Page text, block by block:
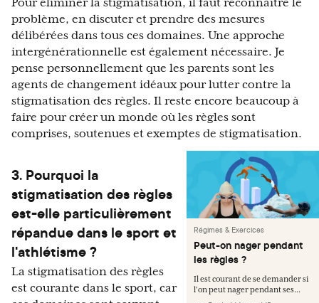
Pour éliminer la stigmatisation, il faut reconnaître le
problème, en discuter et prendre des mesures
délibérées dans tous ces domaines. Une approche
intergénérationnelle est également nécessaire. Je
pense personnellement que les parents sont les
agents de changement idéaux pour lutter contre la
stigmatisation des règles. Il reste encore beaucoup à
faire pour créer un monde où les règles sont
comprises, soutenues et exemptes de stigmatisation.
Régimes & Exercices
Peut-on nager pendant
les règles ?
Il est courant de se demander si
l'on peut nager pendant ses...
3. Pourquoi la
stigmatisation des règles
est-elle particulièrement
répandue dans le sport et
l'athlétisme ?
La stigmatisation des règles
est courante dans le sport, car